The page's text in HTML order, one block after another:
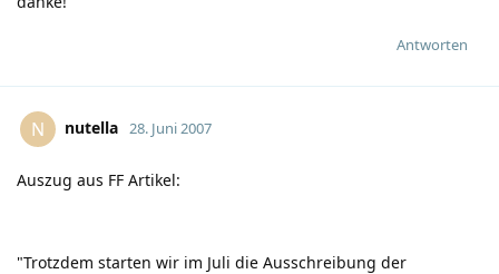
Antworten
N nutella 28. Juni 2007
Auszug aus FF Artikel:
"Trotzdem starten wir im Juli die Ausschreibung der